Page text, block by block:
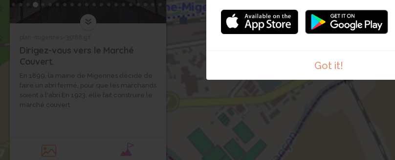
Got it!
Dirigez-vous vers le Marché
Couvert.
En 1899, la mairie de Migennes décide de
faire un abri fermé, pour que les marchands
soient à l'abri.En 1923, elle fait construire le
marché couvert.